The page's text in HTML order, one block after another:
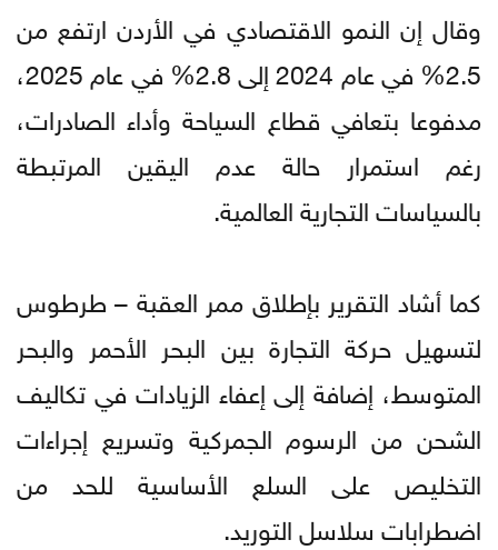
وقال إن النمو الاقتصادي في الأردن ارتفع من
2.5% في عام 2024 إلى 2.8% في عام 2025،
مدفوعا بتعافي قطاع السياحة وأداء الصادرات،
رغم استمرار حالة عدم اليقين المرتبطة
بالسياسات التجارية العالمية.
كما أشاد التقرير بإطلاق ممر العقبة – طرطوس
لتسهيل حركة التجارة بين البحر الأحمر والبحر
المتوسط، إضافة إلى إعفاء الزيادات في تكاليف
الشحن من الرسوم الجمركية وتسريع إجراءات
التخليص على السلع الأساسية للحد من
اضطرابات سلاسل التوريد.